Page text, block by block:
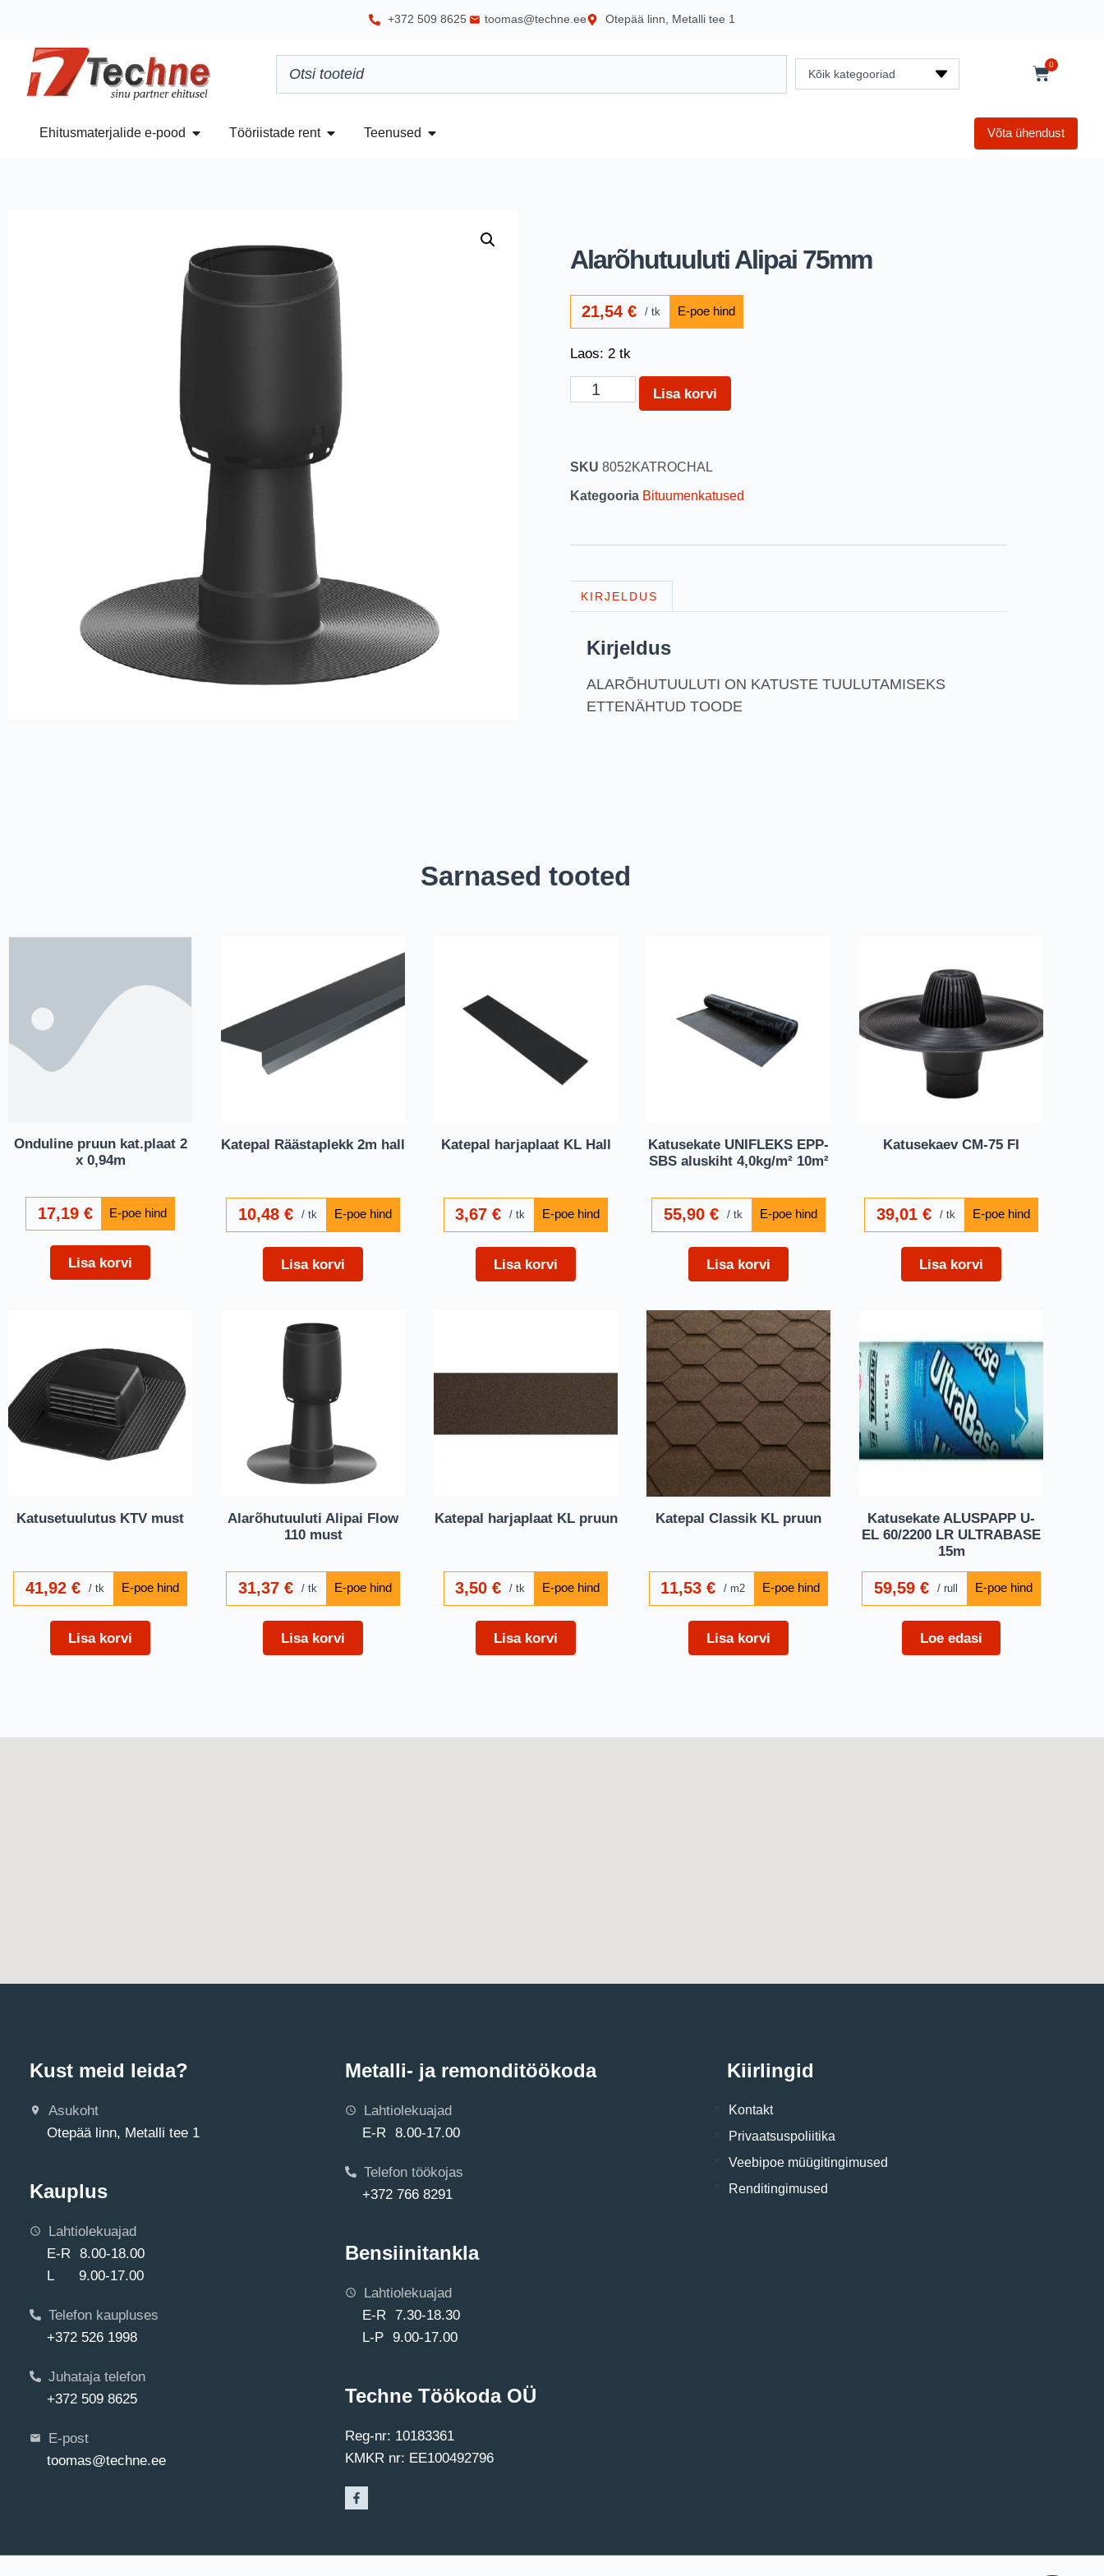
+372 509 8625 toomas@techne.ee Otepää linn, Metalli tee 1
Kõik kategooriad
0
Ehitusmaterjalide e-pood Tööriistade rent Teenused Võta ühendust
Alarõhutuuluti Alipai 75mm
21,54€ tk
Laos: 2 tk
Lisa korvi
SKU 8052KATROCHAL
Kategooria Bituumenkatused
KIRJELDUS
Kirjeldus
ALARÕHUTUULUTI ON KATUSTE TUULUTAMISEKS
ETTENÄHTUD TOODE
Sarnased tooted
Onduline pruun kat.plaat 2
x 0,94m
17,19 €
Lisa korvi
Katepal Räästaplekk 2m hall
10,48 € tk
Lisa korvi
Katepal harjaplaat KL Hall
3,67€ tk
Lisa korvi
Katusekate UNIFLEKS EPP-
SBS aluskiht 4,0kg/m² 10m²
55,90 € tk
Lisa korvi
Katusekaev CM-75 FI
39,01 € tk
Lisa korvi
Katusetuulutus KTV must
41,92 € tk
Lisa korvi
Alarõhutuuluti Alipai Flow
110 must
31,37 € tk
Lisa korvi
Katepal harjaplaat KL pruun
3,50€ tk
Lisa korvi
Katepal Classik KL pruun
11,53€ m2
Lisa korvi
Katusekate ALUSPAPP U-
EL 60/2200 LR ULTRABASE
15m
59,59 € rull
Loe edasi
Kust meid leida?
Asukoht
Otepää linn, Metalli tee 1
Kauplus
Lahtiolekuajad
E-R 8.00-18.00
L 9.00-17.00
Telefon kaupluses
+372 526 1998
Juhataja telefon
+372 509 8625
E-post
toomas@techne.ee
Metalli- ja remonditöökoda
Lahtiolekuajad
E-R 8.00-17.00
Telefon töökojas
+372 766 8291
Bensiinitankla
Lahtiolekuajad
E-R 7.30-18.30
L-P 9.00-17.00
Techne Töökoda OÜ
Reg-nr: 10183361
KMKR nr: EE100492796
Kiirlingid
Kontakt
Privaatsuspoliitika
Veebipoe müügitingimused
Renditingimused